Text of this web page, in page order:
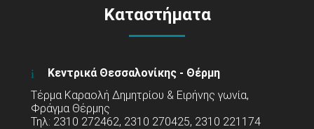
Καταστήματα
Κεντρικά Θεσσαλονίκης - Θέρμη
Τέρμα Καραολή Δημητρίου & Ειρήνης γωνία,
Φράγμα Θέρμης
Τηλ: 2310 272462, 2310 270425, 2310 221174